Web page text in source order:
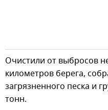
Очистили от выбросов
километров берега,
загрязненного песка и
тонн.